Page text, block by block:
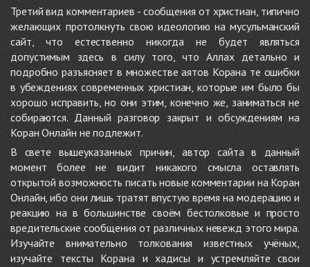
Третий вид комментариев - сообщения от христиан, типично
желающих протолкнуть свою идеологию на мусульманский
сайт, что естественно никогда не будет являться
допустимым здесь в силу того, что Аллах детально и
подробно разъясняет в множестве аятов Корана те ошибки
в убеждениях современных христиан, которые им было бы
хорошо исправить, но они этим, конечно же, заниматься не
собираются. Данный разговор закрыт и обсуждениям на
Коран Онлайн не подлежит.
В свете вышеуказанных причин, автор сайта в данный
момент более не видит никакого смысла оставлять
открытой возможность писать новые комментарии на Коран
Онлайн, ибо они лишь тратят впустую время на модерацию и
реакцию на в большинстве своём бестолковые и просто
вредительские сообщения от различных невежд этого мира.
Изучайте внимательно толкования известных учёных,
изучайте тексты Корана и хадисы и устремляйте свои